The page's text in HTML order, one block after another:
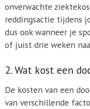
onverwachte
reddingsactie tijdens
dus ook wanneer je
of juist drie weken
2. Wat kost een
De kosten van een
van verschillende